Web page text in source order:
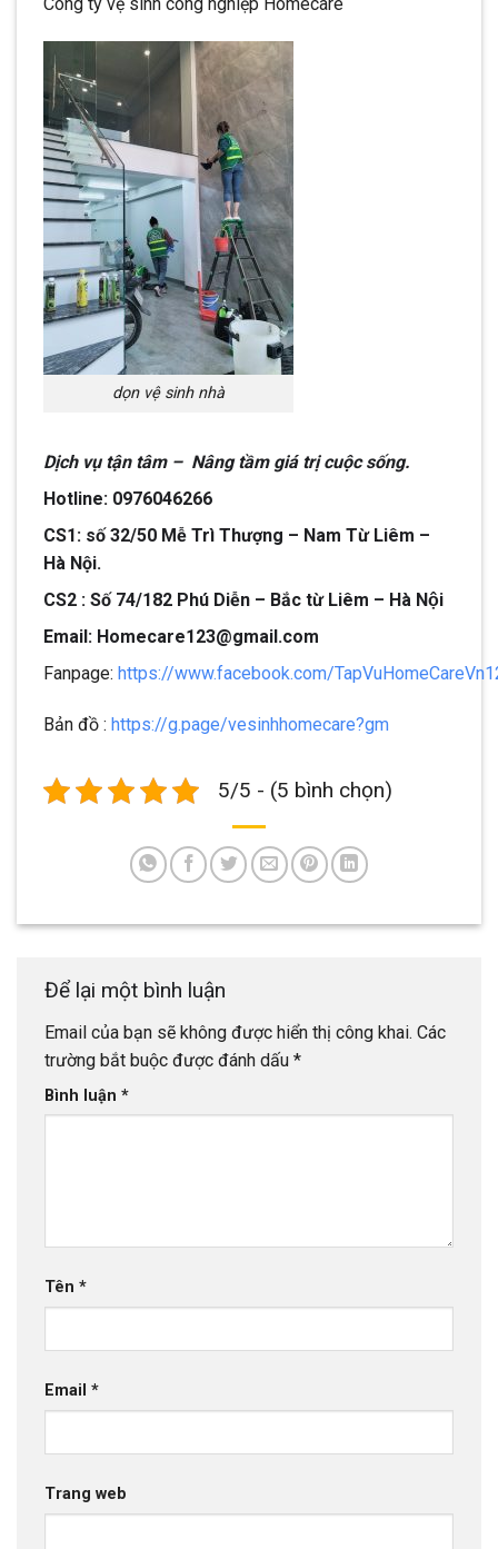
dọn vệ sinh nhà
Dịch vụ tận tâm – Nâng tầm giá trị cuộc sống.
Hotline: 0976046266
CS1: số 32/50 Mễ Trì Thượng – Nam Từ Liêm –
Hà Nội.
CS2 : Số 74/182 Phú Diễn – Bắc từ Liêm – Hà Nội
Email: Homecare123@gmail.com
Fanpage: https://www.facebook.com/
Bản đồ : https://g.page/vesinhhomecare?gm
5/5 - (5 bình chọn)
Để lại một bình luận
Email của bạn sẽ không được hiển thị công khai. Các
trường bắt buộc được đánh dấu *
Bình luận *
Tên *
Email *
Trang web